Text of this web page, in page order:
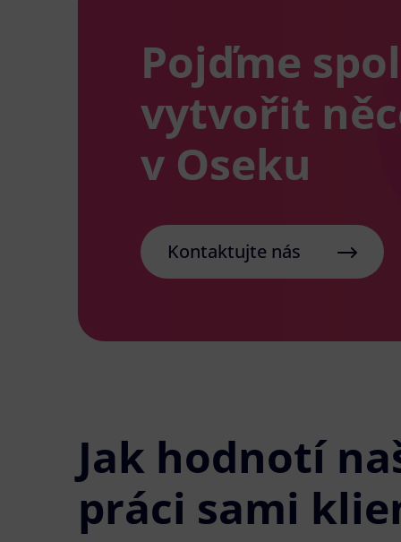
Pojďme
vytvořit
v Oseku
Kontaktujte nás
Jak hodnotí
práci sami